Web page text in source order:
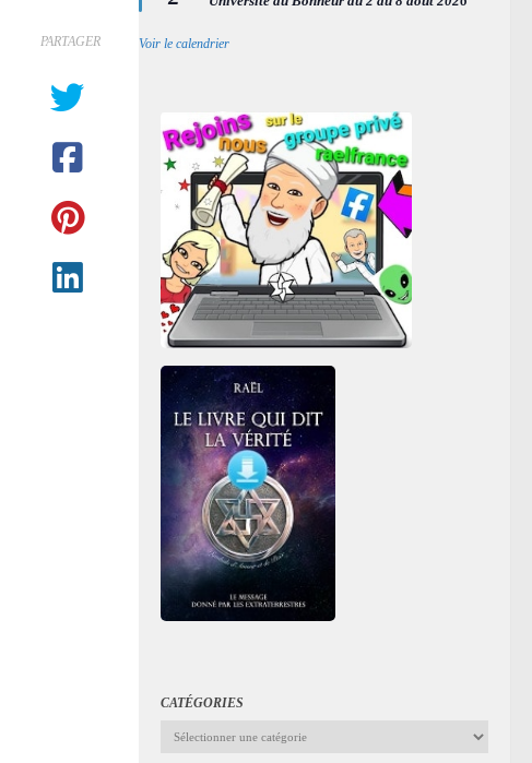
PARTAGER
avant
Voir le calendrier
CATÉGORIES
Catégories